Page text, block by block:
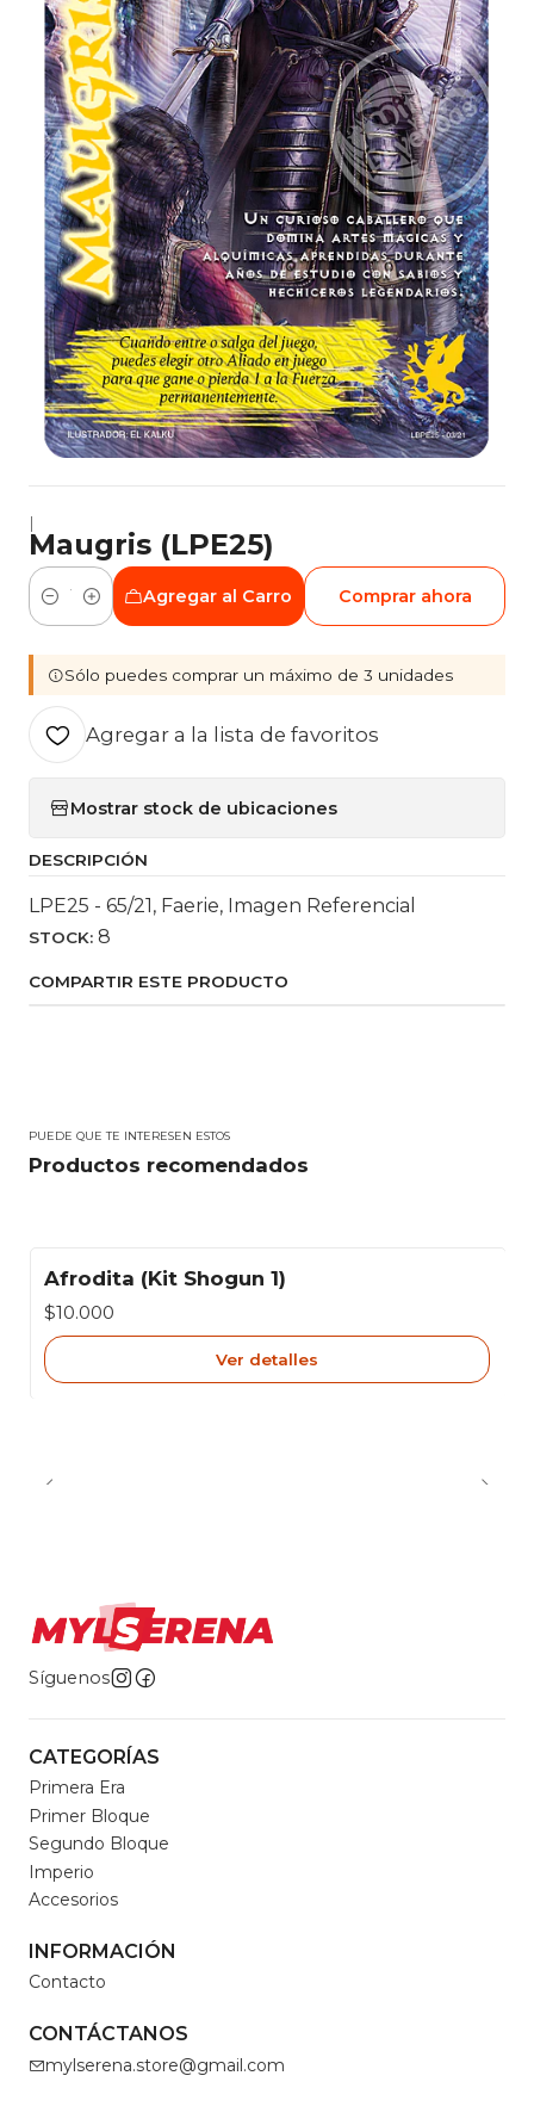
|
Maugris (LPE25)
Cantidad
Agregar al Carro Comprar ahora
Sólo puedes comprar un máximo de 3 unidades
Agregar a la lista de favoritos
Mostrar stock de ubicaciones
DESCRIPCIÓN
LPE25 - 65/21, Faerie, Imagen Referencial
STOCK: 8
COMPARTIR ESTE PRODUCTO
PUEDE QUE TE INTERESEN ESTOS
Productos recomendados
Agotado
Afrodita (Kit Shogun 1)
$10.000
Ver detalles
Síguenos
CATEGORÍAS
Primera Era
Primer Bloque
Segundo Bloque
Imperio
Accesorios
INFORMACIÓN
Contacto
CONTÁCTANOS
mylserena.store@gmail.com